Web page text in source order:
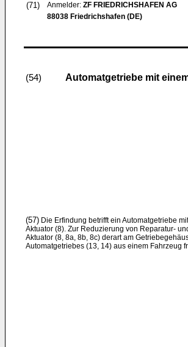
(71) Anmelder: ZF FRIEDRICHSHAFEN AG
88038 Friedrichshafen (DE)
(54) Automatgetriebe mit
(57) Die Erfindung betrifft ein Automatgetriebe
Aktuator (8). Zur Reduzierung von Reparatur-
Aktuator (8, 8a, 8b, 8c) derart am
Automatgetriebes (13, 14) aus einem Fahrzeug